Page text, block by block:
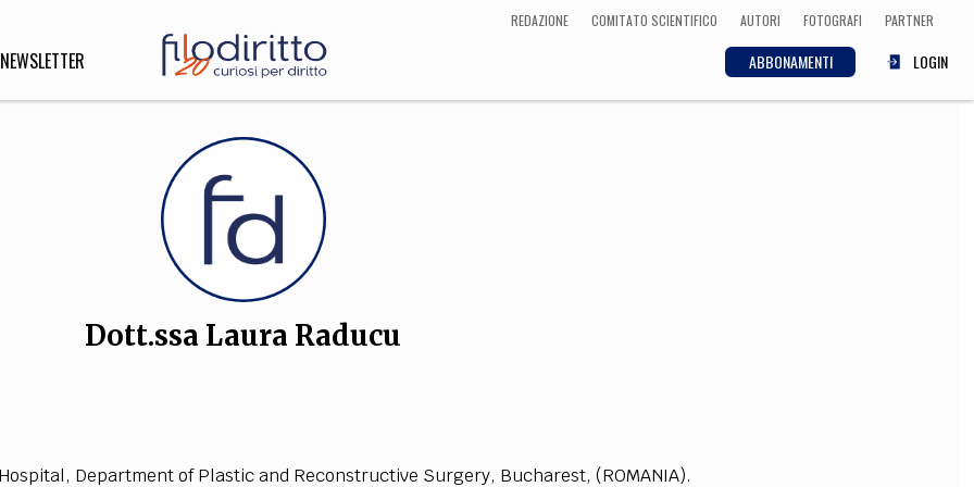
REDAZIONE COMITATO SCIENTIFICO AUTORI FOTOGRAFI PARTNER
ABBONAMENTI LOGIN
NEWSLETTER
DIRITTO
INNOVAZIONE
Dott.ssa Laura Raducu
ospital, Departmentof Plasticand Reconstructive Surgery, Bucharest, (ROMANIA).